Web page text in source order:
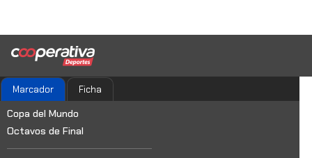
Marcador Ficha
Copa del Mundo
Octavos de Final